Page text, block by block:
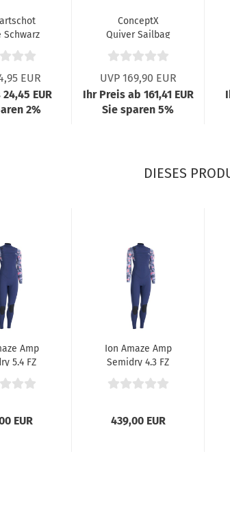
Schwarz
EUR
EUR
2%
ConceptX
Quiver Sailbag
Wave + Slalom
UVP 169,90 EUR
Ihr Preis ab 161,41 EUR
Sie sparen 5%
DIESES
Amp
5.4 FZ
EUR
Ion Amaze Amp
Semidry 4.3 FZ
Damen
439,00 EUR